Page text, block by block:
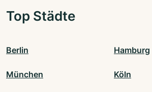
Top Städte
Berlin Hamburg
München Köln